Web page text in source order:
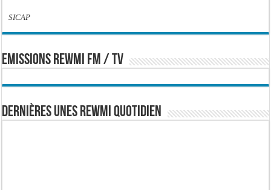
SICAP
EMISSIONS REWMI FM / TV
Dernières Unes Rewmi Quotidien